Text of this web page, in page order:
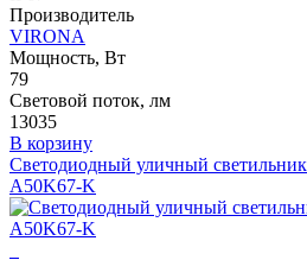
Производитель
VIRONA
Мощность, Вт
79
Световой поток, лм
13035
В корзину
Светодиодный уличный
A50K67-K